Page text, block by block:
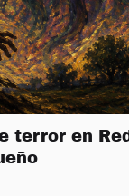
terror en